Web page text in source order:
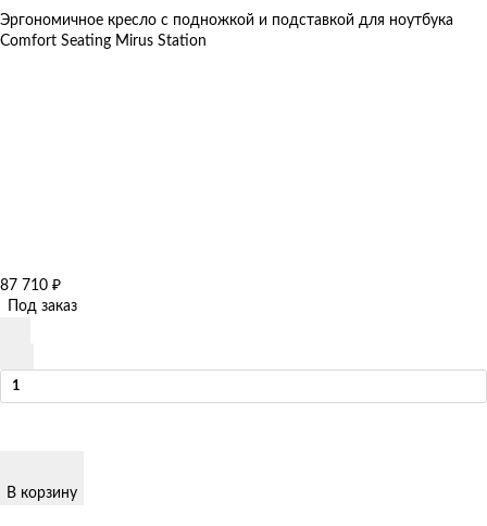
Эргономичное кресло с подножкой и подставкой для ноутбука
Comfort Seating Mirus Station
87 710 ₽
Под заказ
В корзину